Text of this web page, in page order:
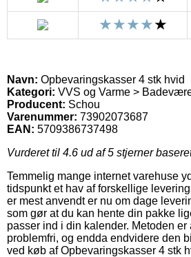
Navn: Opbevaringskasser 4 stk hvid
Kategori: VVS og Varme >
Producent: Schou
Varenummer: 73902073687
EAN: 5709386737498
Vurderet til 4.6 ud af 5 stjerner
Temmelig mange internet varehuse
tidspunkt et hav af forskellige
er mest anvendt er nu om dage
som gør at du kan hente din pakke
passer ind i din kalender. Metoden er
problemfri, og endda endvidere den
ved køb af Opbevaringskasser 4 stk